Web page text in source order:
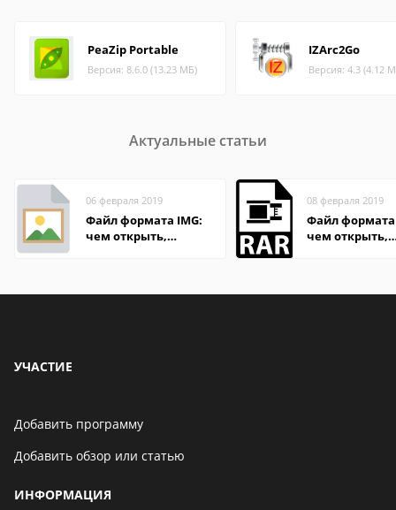
PeaZip Portable
Версия: 8.6.0 (13.23 МБ)
IZArc2Go
Версия: 4.3 (4.12
Актуальные статьи
06 февраля 2019
Файл формата IMG:
чем открыть,
08 февраля 2019
Файл формата
чем открыть,
УЧАСТИЕ
Добавить программу
Добавить обзор или статью
ИНФОРМАЦИЯ